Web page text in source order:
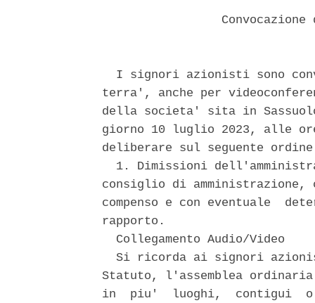
I signori azionisti sono
terra', anche per
della societa' sita in
giorno 10 luglio 2023, alle
deliberare sul seguente
1. Dimissioni
consiglio di amministrazione,
compenso e con eventuale
rapporto.
  Collegamento Audio/Video
Si ricorda ai signori
Statuto, l'assemblea
in  piu'  luoghi,  contigui  o